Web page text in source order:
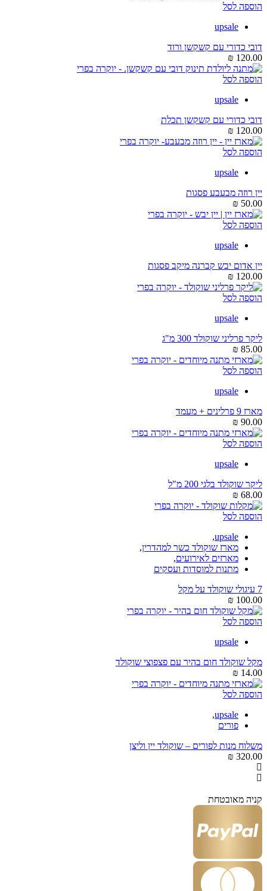
הוספה לסל
upsale
דובי כדורי עם קשקשן ורוד
₪ 120.00
הוספה לסל
upsale
דובי כדורי עם קשקשן תכלת
₪ 120.00
הוספה לסל
upsale
יין רוזה מבעבע פסגות
₪ 50.00
הוספה לסל
upsale
יין אדום יבש קברנה מיקב פסגות
₪ 120.00
הוספה לסל
upsale
ליקר פרליני שוקולד 300 מ"ג
₪ 85.00
הוספה לסל
upsale
מארז 9 פרלינים + מעמד
₪ 90.00
הוספה לסל
upsale
ליקר שוקולד בלגי 200 מ"ל
₪ 68.00
הוספה לסל
upsale
,
מארז שוקולד כשר למהדרין,
מארזים לאירועים,
מתנות למוסדות ועסקים
7 עיגולי שוקולד על מקל
₪ 100.00
הוספה לסל
upsale
מקל שוקולד חום בהיר עם פצפוצי שוקולד
₪ 14.00
הוספה לסל
upsale
,
פורים
משלוח מנות לפורים – שוקולד יין וליצן
₪ 320.00
קניה מאובטחת